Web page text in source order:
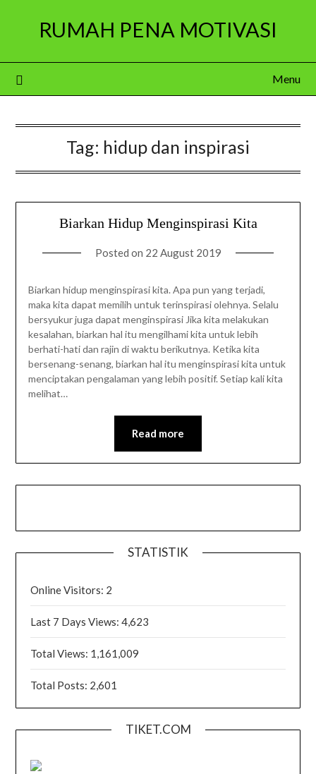
RUMAH PENA MOTIVASI
Menu
Tag: hidup dan inspirasi
Biarkan Hidup Menginspirasi Kita
Posted on 22 August 2019
Biarkan hidup menginspirasi kita. Apa pun yang terjadi,
maka kita dapat memilih untuk terinspirasi olehnya. Selalu
bersyukur juga dapat menginspirasi Jika kita melakukan
kesalahan, biarkan hal itu mengilhami kita untuk lebih
berhati-hati dan rajin di waktu berikutnya. Ketika kita
bersenang-senang, biarkan hal itu menginspirasi kita untuk
menciptakan pengalaman yang lebih positif. Setiap kali kita
melihat…
Read more
STATISTIK
Online Visitors: 2
Last 7 Days Views:4,623
Total Views: 1,161,009
Total Posts: 2,601
TIKET.COM